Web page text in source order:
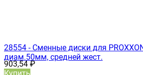
28554 - Сменные диски для
диам.50мм, средней жест.
903,54₽